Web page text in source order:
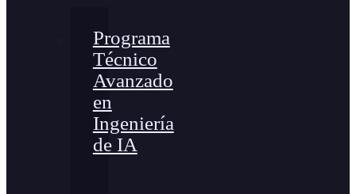
Programa
Técnico
Avanzado
en
Ingeniería
de IA